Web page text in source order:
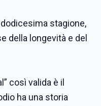
dodicesima stagione,
della longevità e del
così valida è il
ha una storia